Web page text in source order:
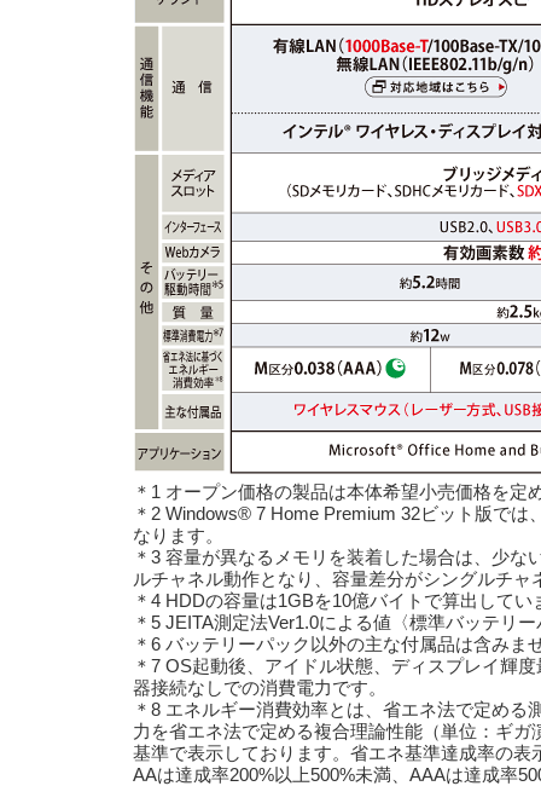
＊1 オープン価格の製品は本体希望小売価格を定
＊2 Windows® 7 Home Premium 32ビット版で
なります。
＊3 容量が異なるメモリを装着した場合は、少な
ルチャネル動作となり、容量差分がシングルチ
＊4 HDDの容量は1GBを10億バイトで算出してい
＊5 JEITA測定法Ver1.0による値〈標準バッテリ
＊6 バッテリーパック以外の主な付属品は含みま
＊7 OS起動後、アイドル状態、ディスプレイ輝
器接続なしでの消費電力です。
＊8 エネルギー消費効率とは、省エネ法で定める
力を省エネ法で定める複合理論性能（単位：ギ
基準で表示しております。省エネ基準達成率の表
AAは達成率200%以上500%未満、AAAは達成率